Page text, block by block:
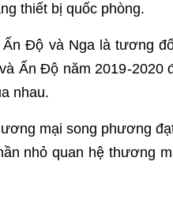
thiết bị quốc phòng.
Độ và Nga là tương
Ấn Độ năm 2019-2020
nhau.
mại song phương
nhỏ quan hệ thương